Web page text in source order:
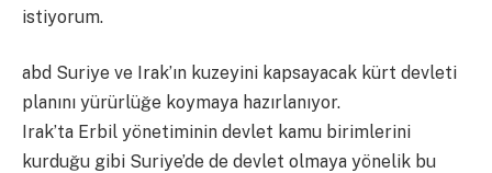
istiyorum.
abd Suriye ve Irak’ın kuzeyini kapsayacak kürt devleti
planını yürürlüğe koymaya hazırlanıyor.
Irak’ta Erbil yönetiminin devlet kamu birimlerini
kurduğu gibi Suriye’de de devlet olmaya yönelik bu